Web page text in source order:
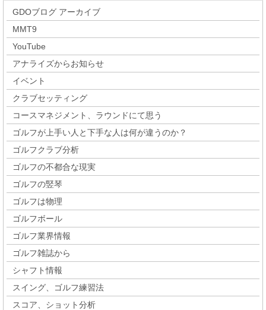
GDOブログ アーカイブ
MMT9
YouTube
アナライズからお知らせ
イベント
クラブセッティング
コースマネジメント、ラウンドにて思う
ゴルフが上手い人と下手な人は何が違うのか？
ゴルフクラブ分析
ゴルフの不都合な現実
ゴルフの竪琴
ゴルフは物理
ゴルフボール
ゴルフ業界情報
ゴルフ雑誌から
シャフト情報
スイング、ゴルフ練習法
スコア、ショット分析